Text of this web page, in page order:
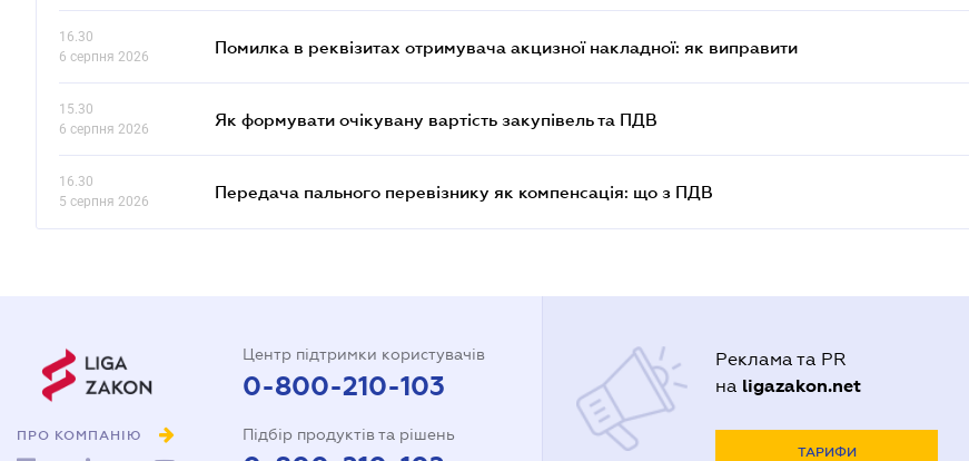
16.30
6 серпня 2026
Помилка в реквізитах отримувача акцизної накладної: як виправити
15.30
6 серпня 2026
Як формувати очікувану вартість закупівель та ПДВ
16.30
5 серпня 2026
Передача пального перевізнику як компенсація: що з ПДВ
ПРО КОМПАНІЮ
Центр підтримки користувачів
0-800-210-103
Підбір продуктів та рішень
Реклама та PR
на ligazakon.net
ТАРИФИ